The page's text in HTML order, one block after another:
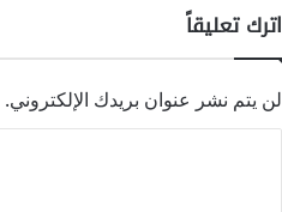
اترك تعليقاً
لن يتم نشر عنوان بريدك الإلكتروني.